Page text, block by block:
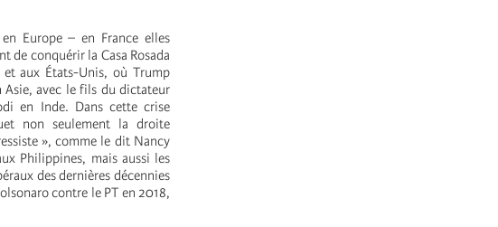
Europe – en France elles
de conquérir la Casa Rosada
aux États-Unis, où Trump
Asie, avec le fils du dictateur
en Inde. Dans cette crise
non seulement la droite
», comme le dit Nancy
Philippines, mais aussi les
des dernières décennies
contre le PT en 2018,